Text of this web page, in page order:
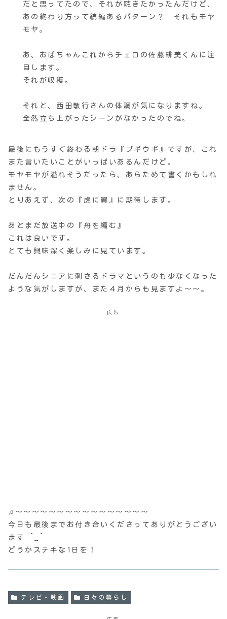
だと思ってたので、それが聴きたかったんだけど、
あの終わり方って続編あるパターン？ それもモヤ
モヤ。
あ、おばちゃんこれからチェロの佐藤緋美くんに注
目します。
それが収穫。
それと、西田敏行さんの体調が気になりますね。
全然立ち上がったシーンがなかったのでね。
最後にもうすぐ終わる朝ドラ『ブギウギ』ですが、これ
また言いたいことがいっぱいあるんだけど。
モヤモヤが溢れそうだったら、あらためて書くかもしれ
ません。
とりあえず、次の『虎に翼』に期待します。
あとまだ放送中の『舟を編む』
これは良いです。
とても興味深く楽しみに見ています。
だんだんシニアに刺さるドラマというのも少なくなった
ような気がしますが、また４月からも見ますよ〜〜。
広告
♫〜〜〜〜〜〜〜〜〜〜〜〜〜〜〜〜
今日も最後までお付き合いくださってありがとうござい
ます ^_^
どうかステキな1日を！
テレビ・映画 日々の暮らし